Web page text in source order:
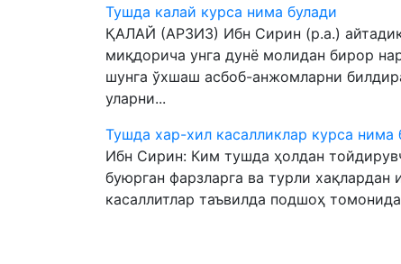
Тушда калай курса нима булади
ҚАЛАЙ (АРЗИЗ) Ибн Сирин (р.а.)
миқдорича унга дунё молидан бирор
шунга ўхшаш асбоб-анжомларни
уларни...
Тушда хар-хил касалликлар курса нима
Ибн Сирин: Ким тушда ҳолдан
буюрган фарзларга ва турли хақлардан
касаллитлар таъвилда подшоҳ